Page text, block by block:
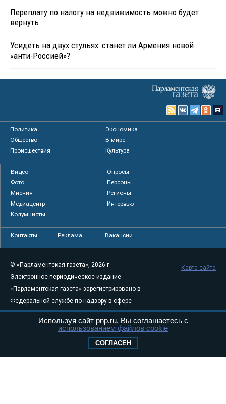
Переплату по налогу на недвижимость можно будет
вернуть
Усидеть на двух стульях: станет ли Армения новой
«анти-Россией»?
Политика
Экономика
Общество
В мире
Происшествия
Культура
Видео
Опросы
Фото
Персоны
Мнения
Регионы
Медиацентр
Интервью
Колумнисты
Контакты Реклама Вакансии
© «Парламентская газета», 2026 г.
Электронное периодическое издание
«Парламентская газета» зарегистрировано в
Федеральной службе по надзору в сфере
связи, информационных технологий и
массовых коммуникаций (Роскомнадзор) 05
Свидетельство о регистрации Эл № ФС77-
Карта сайта
Используя сайт pnp.ru, Вы соглашаетесь с
использованием файлов cookie
СОГЛАСЕН